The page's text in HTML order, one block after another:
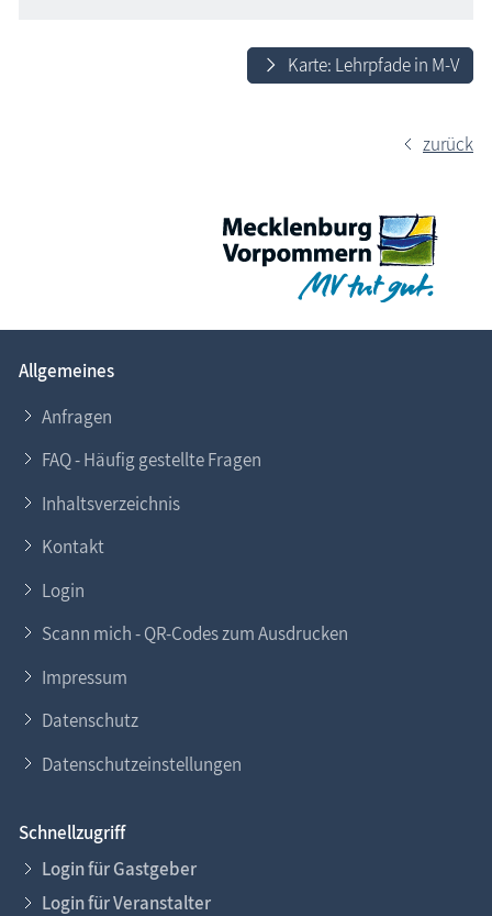
Karte: Lehrpfade in M-V
zurück
Allgemeines
Anfragen
FAQ - Häufig gestellte Fragen
Inhaltsverzeichnis
Kontakt
Login
Scann mich - QR-Codes zum Ausdrucken
Impressum
Datenschutz
Datenschutzeinstellungen
Schnellzugriff
Login für Gastgeber
Login für Veranstalter